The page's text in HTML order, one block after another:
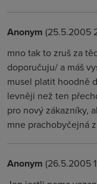
Anonym (25.5.2005
mno tak to zruš za
doporučuju/ a máš
musel platit hoodně
levněji než ten
pro nový zákazníky,
mne prachobyčejná
Anonym (26.5.2005